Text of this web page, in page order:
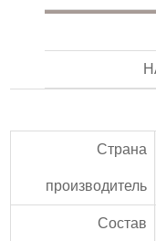
Страна
производитель
Состав